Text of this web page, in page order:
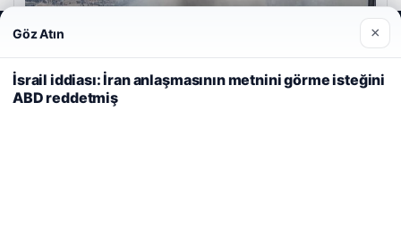
Adıyaman’da Orman Yangını Kontrol Altına Alınmaya
Çalışılıyor
Web sitemizi nasıl kullandığınızı daha iyi anlayabilmek,
deneyiminizi kişiselleştirmek ve geliştirmek amacıyla çerezler
kullanıyoruz.
Çerez Politikamız
Reddet Kabul Et
Göz Atın ×
İsrail iddiası: İran anlaşmasının metnini görme isteğini
ABD reddetmiş